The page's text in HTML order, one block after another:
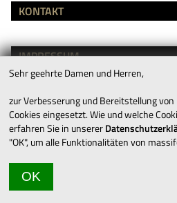
KONTAKT
IMPRESSUM
AGB’S
DATENSCHUTZ
KARRIERE
DOWNLOADS
Sehr geehrte Damen und Herren,
zur Verbesserung und Bereitstellung
Cookies eingesetzt. Wie und welche
erfahren Sie in unserer
"OK", um alle Funktionalitäten von
OK